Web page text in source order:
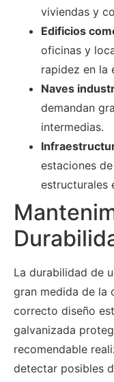
viviendas y
Edificios
oficinas y
rapidez en la
Naves
demandan
intermedias.
estaciones
estructurales
La durabilidad de
gran medida de la
correcto diseño
galvanizada
recomendable
detectar posibles